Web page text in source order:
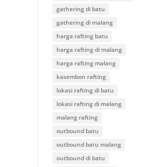
gathering di batu
gathering di malang
harga rafting batu
harga rafting di malang
harga rafting malang
kasembon rafting
lokasi rafting di batu
lokasi rafting di malang
malang rafting
outbound batu
outbound batu malang
outbound di batu